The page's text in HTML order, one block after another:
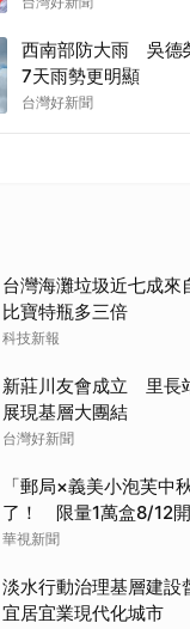
西南部防大雨 吳德
7天雨勢更明顯
台灣好新聞
台灣海灘垃圾近七成來
比寶特瓶多三倍
科技新報
新莊川友會成立 里長
展現基層大團結
台灣好新聞
「郵局×義美小泡芙中
了！ 限量1萬盒8/12
華視新聞
淡水行動治理基層建
宜居宜業現代化城市